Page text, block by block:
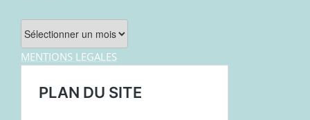
Archives
MENTIONS LEGALES